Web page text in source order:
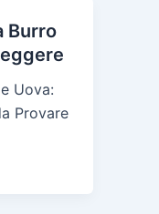
Burro
Uova:
Provare